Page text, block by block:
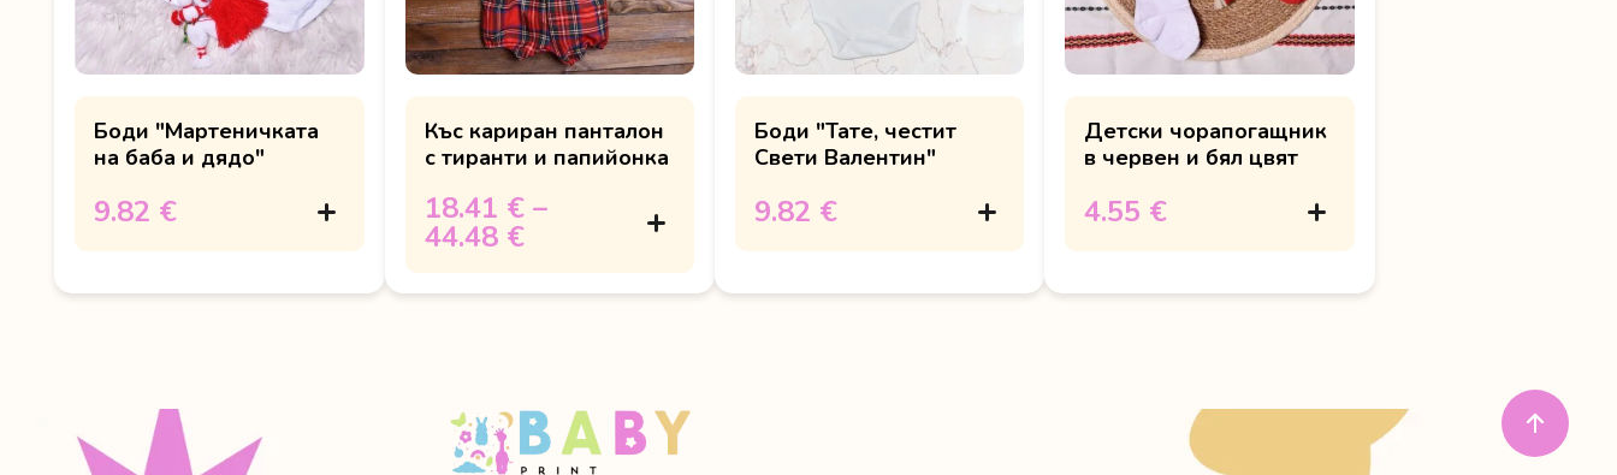
Боди "Мартеничката
на баба и дядо"
9.82 €
Къс кариран панталон
с тиранти и папийонка
18.41 € –
44.48 €
Боди "Тате, честит
Свети Валентин"
9.82 €
Детски чорапогащник
в червен и бял цвят
4.55 €